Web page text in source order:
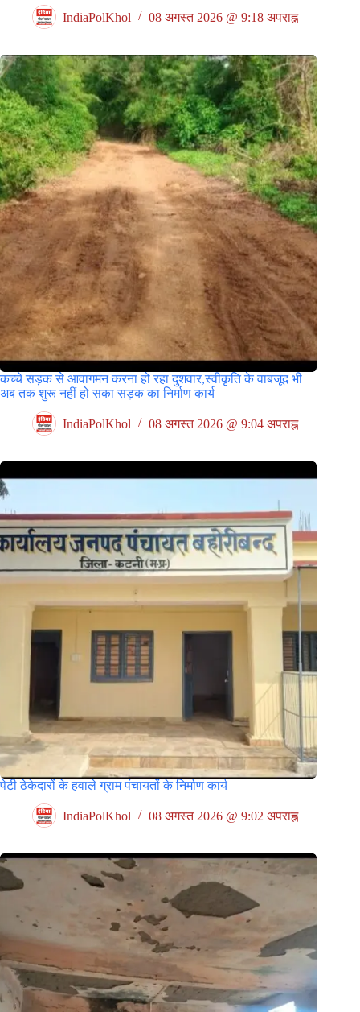
IndiaPolKhol 08 अगस्त 2026 @ 9:18 अपराह्न
कच्चे सड़क से आवागमन करना हो रहा दुशवार,स्वीकृति के वाबजूद भी
अब तक शुरू नहीं हो सका सड़क का निर्माण कार्य
IndiaPolKhol 08 अगस्त 2026 @ 9:04 अपराह्न
पेटी ठेकेदारों के हवाले ग्राम पंचायतों के निर्माण कार्य
IndiaPolKhol 08 अगस्त 2026 @ 9:02 अपराह्न